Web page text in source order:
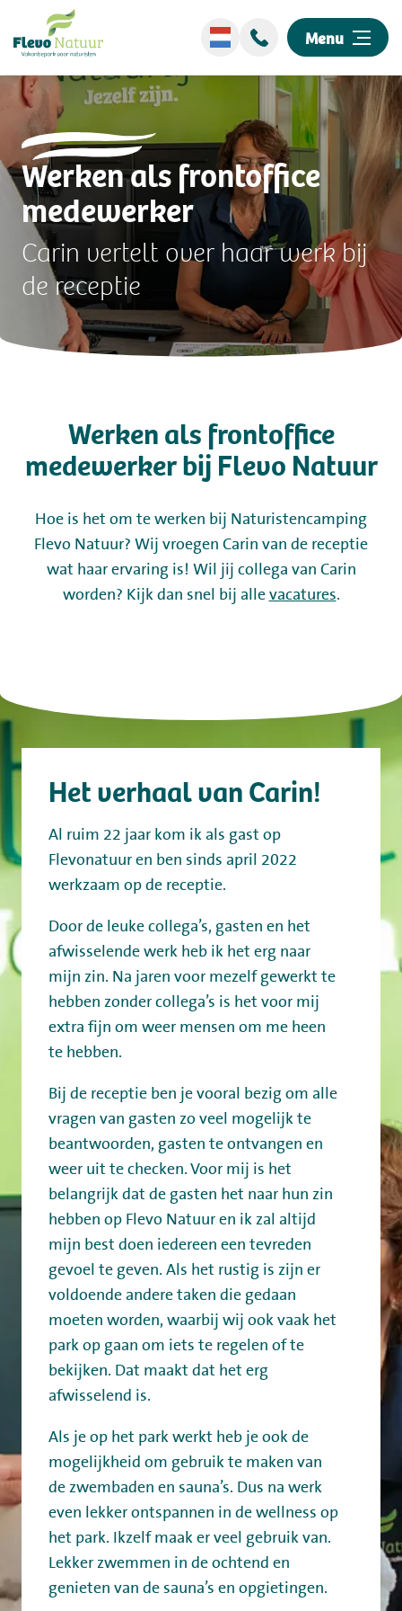
Menu
Wellness
Overnachten
Ontdek ons park
Events
Omgeving
Kamperen
Wellness
Gastinformatie
Mijn Flevo Natuur
Werken als frontoffice
medewerker
Carin vertelt over haar werk bij
de receptie
Werken als frontoffice
medewerker bij Flevo Natuur
Hoe is het om te werken bij Naturistencamping
Flevo Natuur? Wij vroegen Carin van de receptie
wat haar ervaring is! Wil jij collega van Carin
worden? Kijk dan snel bij alle vacatures.
Het verhaal van Carin!
Al ruim 22 jaar kom ik als gast op
Flevonatuur en ben sinds april 2022
werkzaam op de receptie.
Door de leuke collega’s, gasten en het
afwisselende werk heb ik het erg naar
mijn zin. Na jaren voor mezelf gewerkt te
hebben zonder collega’s is het voor mij
extra fijn om weer mensen om me heen
te hebben.
Bij de receptie ben je vooral bezig om alle
vragen van gasten zo veel mogelijk te
beantwoorden, gasten te ontvangen en
weer uit te checken. Voor mij is het
belangrijk dat de gasten het naar hun zin
hebben op Flevo Natuur en ik zal altijd
mijn best doen iedereen een tevreden
gevoel te geven. Als het rustig is zijn er
voldoende andere taken die gedaan
moeten worden, waarbij wij ook vaak het
park op gaan om iets te regelen of te
bekijken. Dat maakt dat het erg
afwisselend is.
Als je op het park werkt heb je ook de
mogelijkheid om gebruik te maken van
de zwembaden en sauna’s. Dus na werk
even lekker ontspannen in de wellness op
het park. Ikzelf maak er veel gebruik van.
Lekker zwemmen in de ochtend en
genieten van de sauna’s en opgietingen.